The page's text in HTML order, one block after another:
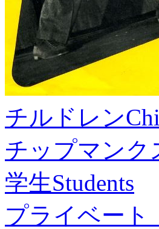
チルドレン
チップマンク
学生Students
プライベート